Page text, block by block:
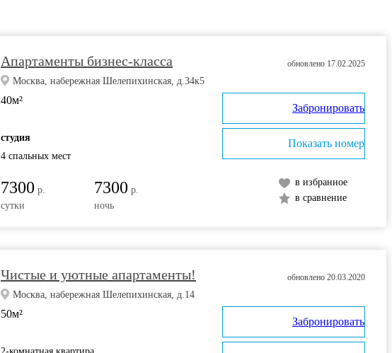
Апартаменты бизнес-класса
Москва, набережная Шелепихинская, д.34к5
40м²
студия
4 спальных мест
7300 р.
сутки
7300 р.
ночь
обновлено 17.02.2025
в избранное
в сравнение
Забронировать
Показать номер
Чистые и уютные апартаменты!
Москва, набережная Шелепихинская, д.14
50м²
обновлено 20.03.2020
Забронировать